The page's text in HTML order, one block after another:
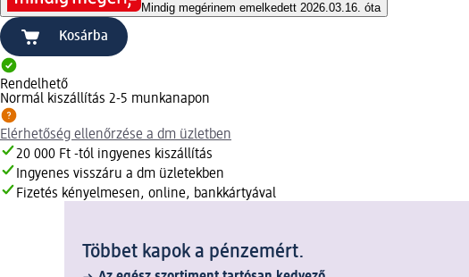
Mindig megérinem emelkedett 2026.03.16. óta
Kosárba
Rendelhető
Normál kiszállítás 2-5 munkanapon
Elérhetőség ellenőrzése a dm üzletben
20 000 Ft -tól ingyenes kiszállítás
Ingyenes visszáru a dm üzletekben
Fizetés kényelmesen, online, bankkártyával
Többet kapok a pénzemért.